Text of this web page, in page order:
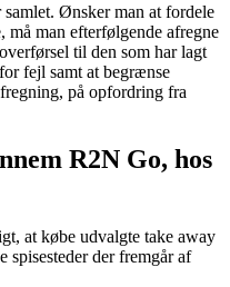
Ønsker man at fordele
må man efterfølgende afregne
til den som har lagt
fejl samt at begrænse
på opfordring fra
R2N Go, hos
at købe udvalgte take away
spisesteder der fremgår af